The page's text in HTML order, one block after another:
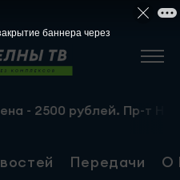
рублей. Пр-т
Передачи О
баннера через